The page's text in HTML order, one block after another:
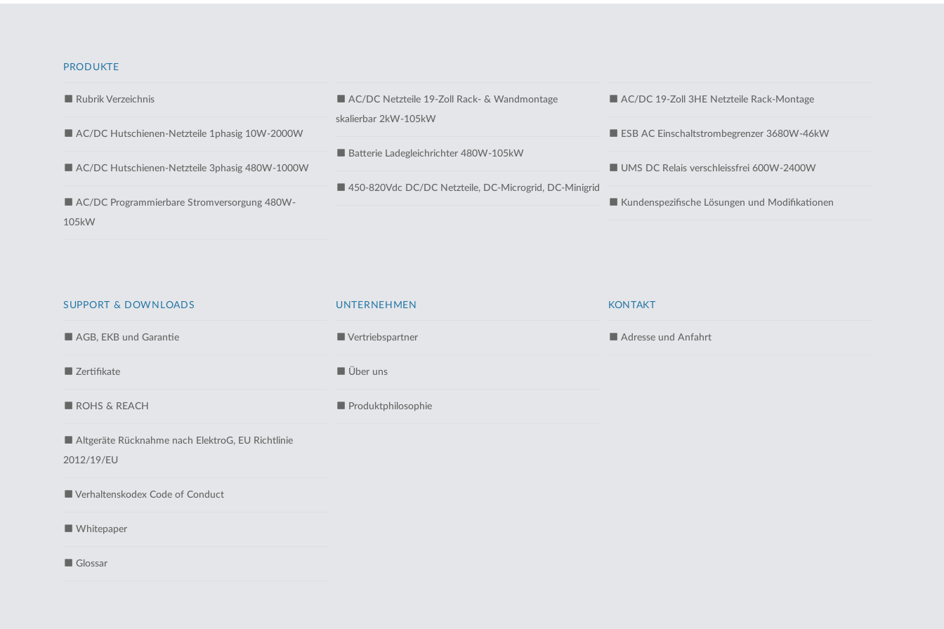
PRODUKTE
Rubrik Verzeichnis
AC/DC Hutschienen-Netzteile 1phasig 10W-2000W
AC/DC Hutschienen-Netzteile 3phasig 480W-1000W
AC/DC Programmierbare Stromversorgung 480W-
105kW
AC/DC Netzteile 19-Zoll Rack- & Wandmontage
skalierbar 2kW-105kW
Batterie Ladegleichrichter 480W-105kW
450-820Vdc DC/DC Netzteile, DC-Microgrid, DC-Minigrid
AC/DC 19-Zoll 3HE Netzteile Rack-Montage
ESB AC Einschaltstrombegrenzer 3680W-46kW
UMS DC Relais verschleissfrei 600W-2400W
Kundenspezifische Lösungen und Modifikationen
SUPPORT & DOWNLOADS
AGB, EKB und Garantie
Zertifikate
ROHS & REACH
Altgeräte Rücknahme nach ElektroG, EU Richtlinie
2012/19/EU
Verhaltenskodex Code of Conduct
Whitepaper
Glossar
UNTERNEHMEN
Vertriebspartner
Über uns
Produktphilosophie
KONTAKT
Adresse und Anfahrt